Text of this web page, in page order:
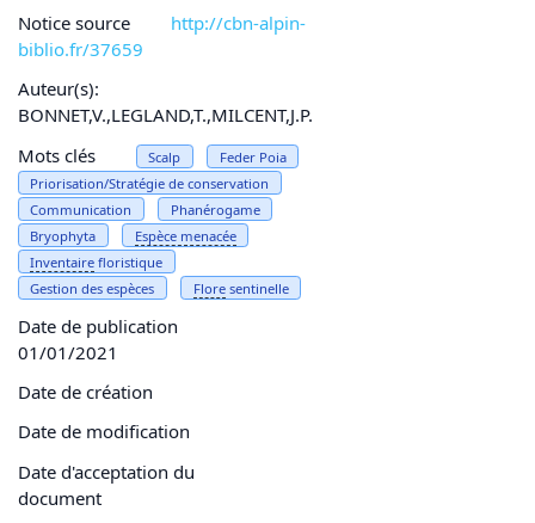
Notice source
http://cbn-alpin-
biblio.fr/37659
Auteur(s):
BONNET,V.,LEGLAND,T.,MILCENT,J.P.
Mots clés
Scalp
Feder Poia
Priorisation/Stratégie de conservation
Communication
Phanérogame
Bryophyta
Espècemenacée
Inventaire floristique
Gestion des espèces
Floresentinelle
Date de publication
01/01/2021
Date de création
Date de modification
Date d'acceptation du
document